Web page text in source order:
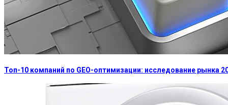
Топ-10 компаний по GEO-оптимизации: исследование рынка